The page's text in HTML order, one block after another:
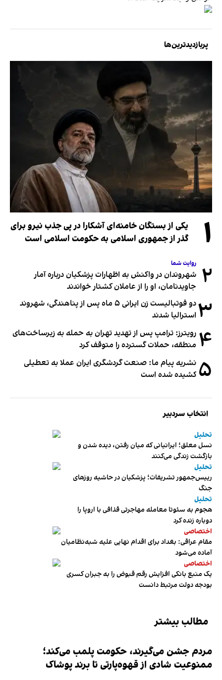
پربازدیدترین‌ها
۱
یکی از بستگان خامنه‌ای آشکارا در پی جذب نیرو برای
گذر از جمهوری اسلامی به حکومت اسلامی است
۲ روایت شما
شهروندان در واکنش به اظهارات پزشکیان درباره آمار
جاویدنامان، او را از عاملان کشتار خواندند
۳
دو فوتبالیست زن ایرانی ۵ ماه پس از پناهندگی، شهروند
استرالیا شدند
۴ رویترز: ترامپ پس از تهدید تهران به حمله به زیرساخت‌های
منطقه، حملات گسترده را متوقف کرد
۵ نشریه پیام ما: صنعت گردشگری ایران عملا به تعطیلی
کشیده شده است
انتخاب سردبیر
تحلیل
نسل معلق؛ ایرانیانی که میان رفتن، دیده شدن و
بازگشت زندگی می‌کنند
تحلیل
رییس‌جمهور تشریفات؛ پزشکیان در حاشیه روزهای
جنگ
تحلیل
هجوم به سئوتا معامله مهاجرتی قذافی با اروپا را
دوباره زنده کرد
اختصاصی
مقام عراقی: بغداد برای اقدام نهایی علیه شبه‌نظامیان
آماده می‌شود
اختصاصی
یک منبع بانکی افزایش رقم قبوض را به جبران کسری
بودجه دولت مرتبط دانست
مطالب بیشتر
مردم جشن می‌گیرند، حکومت پلمب می‌کند؛
ممنوعیت شادی از قهوه‌پارتی تا برند پوشاک